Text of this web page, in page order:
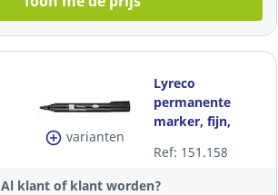
varianten
Lyreco
permanente
marker, fijn,
1,5mm, zwart,
per stuk
Ref: 151.158
Al klant of klant worden?